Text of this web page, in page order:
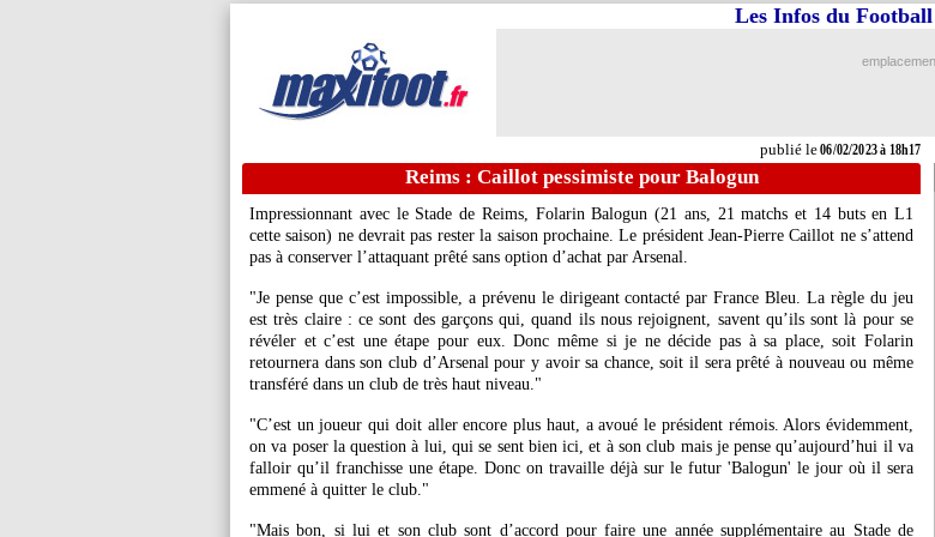
publié le06/02/2023 à 18h17
Les Infos du
Reims : Caillot pessimiste pour Balogun
Impressionnant avec le Stade de Reims, Folarin Balogun (21 ans, 21 matchs et 14 buts en L1
cette saison) ne devrait pas rester la saison prochaine. Le président Jean-Pierre Caillot ne s’attend
pas à conserver l’attaquant prêté sans option d’achat par Arsenal.
"Je pense que c’est impossible, a prévenu le dirigeant contacté par France Bleu. La règle du jeu
est très claire : ce sont des garçons qui, quand ils nous rejoignent, savent qu’ils sont là pour se
révéler et c’est une étape pour eux. Donc même si je ne décide pas à sa place, soit Folarin
retournera dans son club d’Arsenal pour y avoir sa chance, soit il sera prêté à nouveau ou même
transféré dans un club de très haut niveau."
"C’est un joueur qui doit aller encore plus haut, a avoué le président rémois. Alors évidemment,
on va poser la question à lui, qui se sent bien ici, et à son club mais je pense qu’aujourd’hui il va
falloir qu’il franchisse une étape. Donc on travaille déjà sur le futur 'Balogun' le jour où il sera
emmené à quitter le club."
"Mais bon, si lui et son club sont d’accord pour faire une année supplémentaire au Stade de